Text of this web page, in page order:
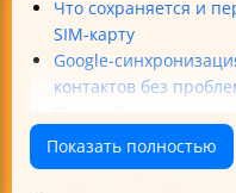
Что сохраняется и
SIM-карту
Google-
контактов без
ограничениями
SD-карта — перенос
Показать полностью